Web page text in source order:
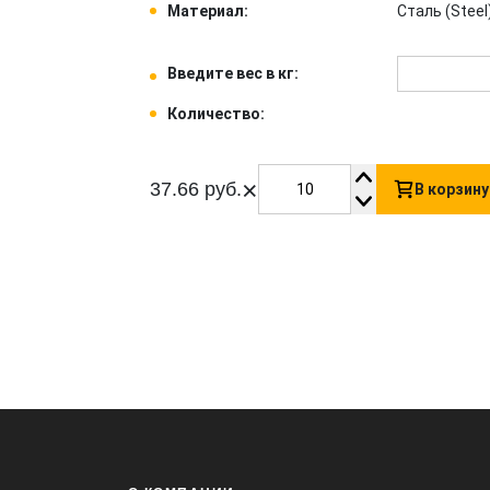
Материал:
Сталь (Steel)
Введите вес в кг:
Количество:
37.66 руб.× В корзину